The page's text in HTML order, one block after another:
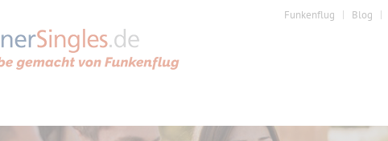
Funkenflug Blog